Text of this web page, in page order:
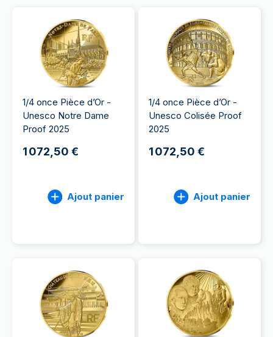
1/4 once Pièce d’Or -
Unesco Notre Dame
Proof 2025
1 072,50 €
Ajout panier
1/4 once Pièce d’Or -
Unesco Colisée Proof
2025
1 072,50 €
Ajout panier